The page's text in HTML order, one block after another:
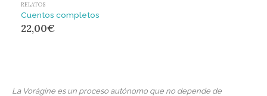
RELATOS
Cuentos completos
22,00€
La Vorágine es un proceso autónomo que no depende de